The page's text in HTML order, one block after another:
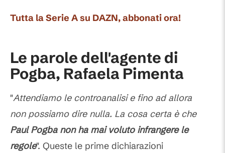
Tutta la Serie A su DAZN, abbonati ora!
Le parole dell'agente di
Pogba, Rafaela Pimenta
"Attendiamo le controanalisi e fino ad allora
non possiamo dire nulla. La cosa certa è che
Paul Pogba non ha mai voluto infrangere le
regole". Queste le prime dichiarazioni